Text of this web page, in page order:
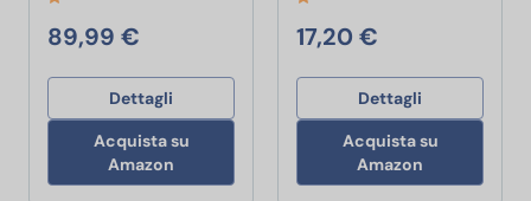
89,99 €
Dettagli
Acquista su
Amazon
17,20 €
Dettagli
Acquista su
Amazon